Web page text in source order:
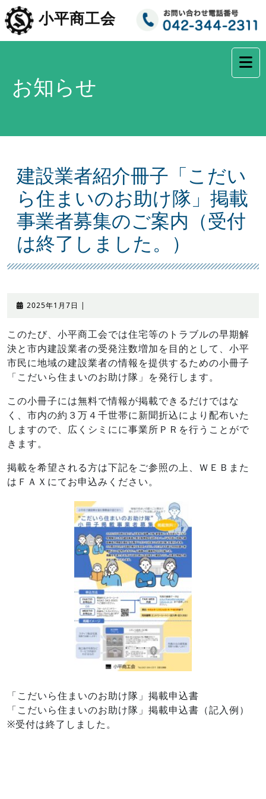
ン
プ
小平商工会
お知らせ
建設業者紹介冊子「こだい
ら住まいのお助け隊」掲載
事業者募集のご案内（受付
は終了しました。）
2025年1月7日 2025
1
月
7
日
|
このたび、小平商工会では住宅等のトラブルの早期解
決と市内建設業者の受発注数増加を目的として、小平
市民に地域の建設業者の情報を提供するための小冊子
「こだいら住まいのお助け隊」を発行します。
この小冊子には無料で情報が掲載できるだけではな
く、市内の約３万４千世帯に新聞折込により配布いた
しますので、広くシミにに事業所ＰＲを行うことがで
きます。
掲載を希望される方は下記をご参照の上、ＷＥＢまた
はＦＡＸにてお申込みください。
「こだいら住まいのお助け隊」掲載申込書
「こだいら住まいのお助け隊」掲載申込書（記入例）
※受付は終了しました。